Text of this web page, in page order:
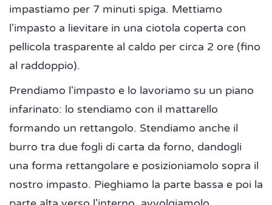
impastiamo per 7 minuti spiga. Mettiamo
l'impasto a lievitare in una ciotola coperta con
pellicola trasparente al caldo per circa 2 ore (fino
al raddoppio).
Prendiamo l'impasto e lo lavoriamo su un piano
infarinato: lo stendiamo con il mattarello
formando un rettangolo. Stendiamo anche il
burro tra due fogli di carta da forno, dandogli
una forma rettangolare e posizioniamolo sopra il
nostro impasto. Pieghiamo la parte bassa e poi la